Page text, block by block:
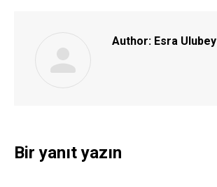
Author: Esra Ulubey
Bir yanıt yazın